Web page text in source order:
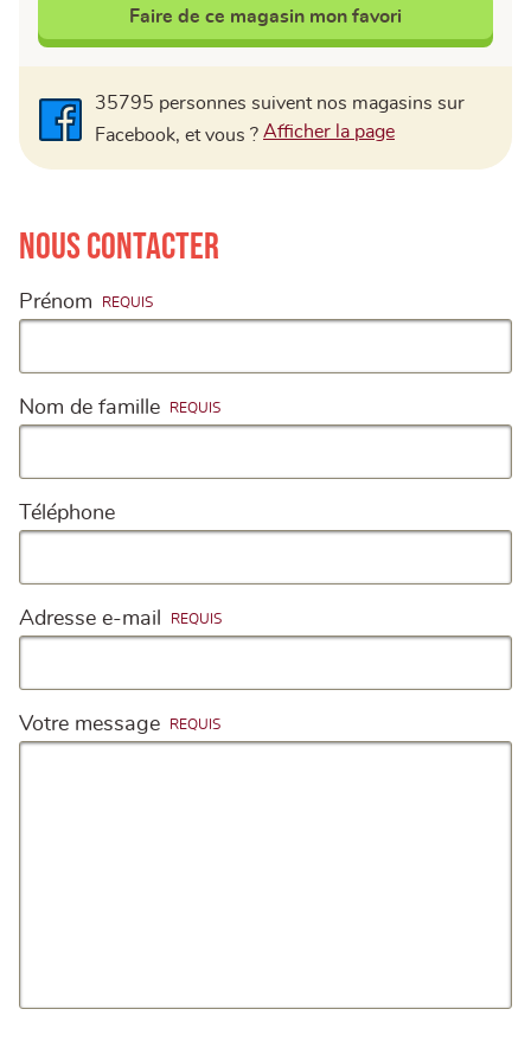
Faire de ce magasin mon favori
35795 personnes suivent nos magasins sur
Facebook, et vous ? Afficher la pageFacebook
Nous contacter
Prénom
Nom de famille
Téléphone
Adresse e-mail
Votre message